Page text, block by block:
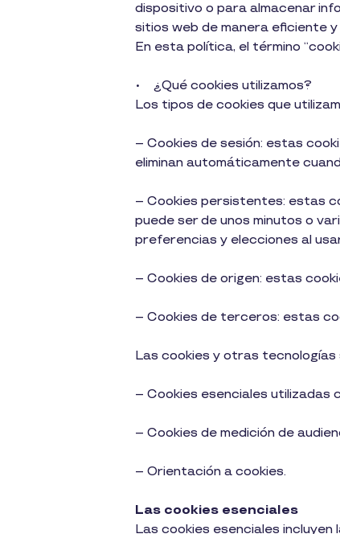
dispositivo o para almacenar
sitios web de manera eficiente
En esta política, el término
• ¿Qué cookies utilizamos?
Los tipos de cookies que
– Cookies de sesión: estas
eliminan automáticamente
– Cookies persistentes: estas
puede ser de unos minutos o
preferencias y elecciones al
– Cookies de origen: estas
– Cookies de terceros: estas
Las cookies y otras tecnologías
– Cookies esenciales utilizadas
– Cookies de medición de
– Orientación a cookies.
Las cookies esenciales
Las cookies esenciales